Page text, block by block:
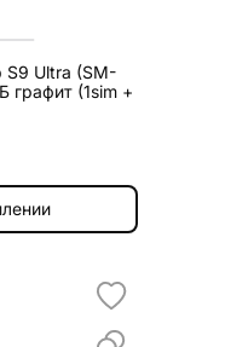
S9 Ultra (SM-